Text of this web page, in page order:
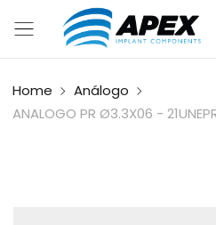
Home
Análogo
ANALOGO PR Ø3.3X06 -